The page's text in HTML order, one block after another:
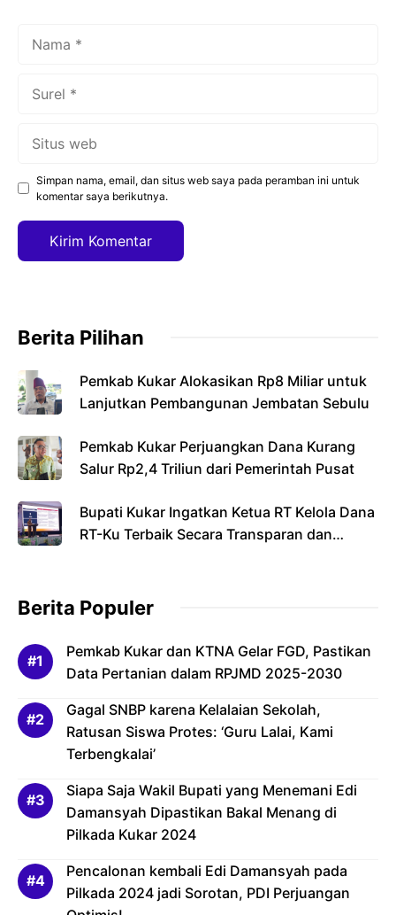
Simpan nama, email, dan situs web saya pada peramban ini untuk
komentar saya berikutnya.
Berita Pilihan
Pemkab Kukar Alokasikan Rp8 Miliar untuk
Lanjutkan Pembangunan Jembatan Sebulu
Pemkab Kukar Perjuangkan Dana Kurang
Salur Rp2,4 Triliun dari Pemerintah Pusat
Bupati Kukar Ingatkan Ketua RT Kelola Dana
RT-Ku Terbaik Secara Transparan dan
Berita Populer
Pemkab Kukar dan KTNA Gelar FGD, Pastikan
Data Pertanian dalam RPJMD 2025-2030
Gagal SNBP karena Kelalaian Sekolah,
Ratusan Siswa Protes: ‘Guru Lalai, Kami
Terbengkalai’
Siapa Saja Wakil Bupati yang Menemani Edi
Damansyah Dipastikan Bakal Menang di
Pilkada Kukar 2024
Pencalonan kembali Edi Damansyah pada
Pilkada 2024 jadi Sorotan, PDI Perjuangan